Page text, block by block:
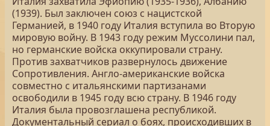
(1939). Был заключен союз с нацистской
Германией, в 1940 году Италия вступила во Вторую
мировую войну. В 1943 году режим Муссолини пал,
но германские войска оккупировали страну.
Против захватчиков развернулось движение
Сопротивления. Англо-американские войска
совместно с итальянскими партизанами
освободили в 1945 году всю страну. В 1946 году
Италия была провозглашена республикой.
Документальный сериал о боях, происходивших в